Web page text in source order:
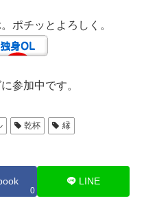
ポチッとよろしく。
参加中です。
乾杯
縁
0
LINE